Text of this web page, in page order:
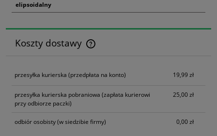
elipsoidalny
Koszty dostawy
Cena nie zawiera ewentualnych kosztów płatności
przesyłka kurierska (przedpłata na konto) 19,99 zł
przesyłka kurierska pobraniowa (zapłata kurierowi
przy odbiorze paczki)
25,00 zł
odbiór osobisty(w siedzibie firmy) 0,00 zł